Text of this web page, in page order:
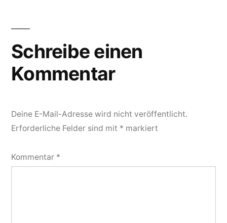
Schreibe einen
Kommentar
Deine E-Mail-Adresse wird nicht veröffentlicht.
Erforderliche Felder sind mit * markiert
Kommentar *